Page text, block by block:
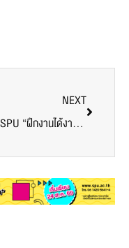
NEXT
CoTH SPU “ฝึกงานได้งาน” #3 ร่วมกับ WINGSPAN SERVICES COMPAY LIMITED เพิ่มความรู้และทักษะ สร้างโอกาสให้นักศึกษาได้ร่วมงานในอุตสาหกรรมการบิน